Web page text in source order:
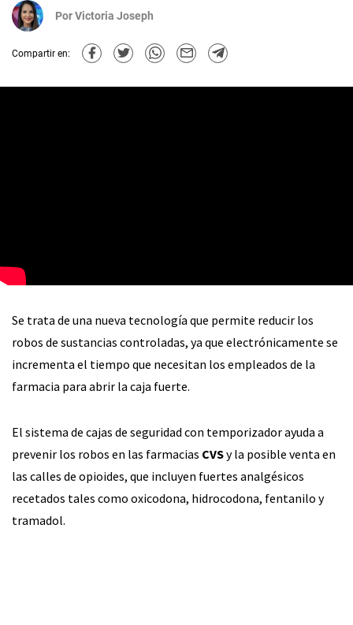
PorVictoria Joseph
Compartir en:
Se trata de una nueva tecnología que permite reducir los
robos de sustancias controladas, ya que electrónicamente se
incrementa el tiempo que necesitan los empleados de la
farmacia para abrir la caja fuerte.
El sistema de cajas de seguridad con temporizador ayuda a
prevenir los robos en las farmacias CVSy la posible venta en
las calles de opioides, que incluyen fuertes analgésicos
recetados tales como oxicodona, hidrocodona, fentanilo y
tramadol.